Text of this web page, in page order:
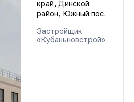
край, Динской
район, Южный пос.
Застройщик
«Кубаньновстрой»